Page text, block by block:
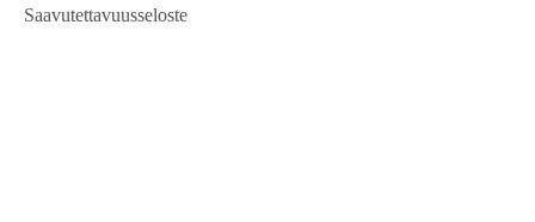
Saavutettavuusseloste